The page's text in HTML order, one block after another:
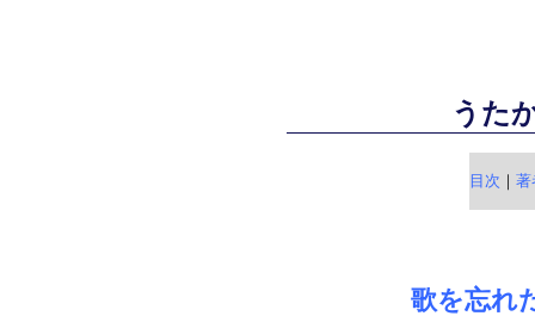
うた
目次 ｜ 著
歌を忘れ